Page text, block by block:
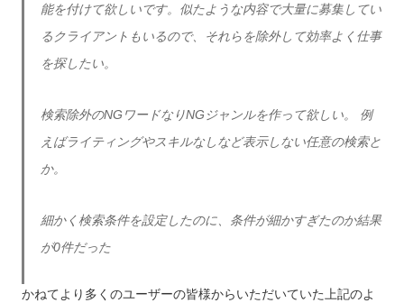
能を付けて欲しいです。似たような内容で大量に募集してい
るクライアントもいるので、それらを除外して効率よく仕事
を探したい。
検索除外のNGワードなりNGジャンルを作って欲しい。 例
えばライティングやスキルなしなど表示しない任意の検索と
か。
細かく検索条件を設定したのに、条件が細かすぎたのか結果
が0件だった
かねてより多くのユーザーの皆様からいただいていた上記のよ